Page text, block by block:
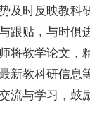
及时反映教科
跟贴，与时俱
将教学论文，
新教科研信息
流与学习，鼓